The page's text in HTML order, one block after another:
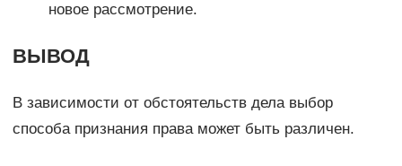
новое рассмотрение.
ВЫВОД
В зависимости от обстоятельств дела выбор
способа признания права может быть различен.